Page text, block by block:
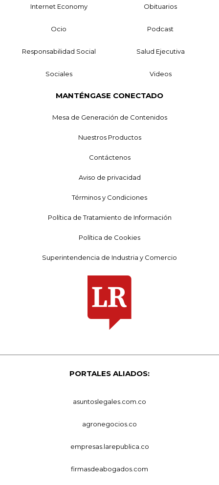
Internet Economy Obituarios
Ocio Podcast
Responsabilidad Social Salud Ejecutiva
Sociales Videos
MANTÉNGASE CONECTADO
Mesa de Generación de Contenidos
Nuestros Productos
Contáctenos
Aviso de privacidad
Términos y Condiciones
Política de Tratamiento de Información
Política de Cookies
Superintendencia de Industria y Comercio
PORTALES ALIADOS:
asuntoslegales.com.co
agronegocios.co
empresas.larepublica.co
firmasdeabogados.com